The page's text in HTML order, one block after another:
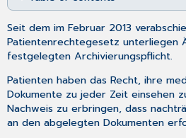
PDF
Hinweis
zum
Datenschutz
Grundsätze
zur
ordnungsmäßigen
Führung
Seit dem im Februar 2013
Patientenrechtegesetz unterliegen
festgelegten Archivierungspflicht.
Patienten haben das Recht, ihre
Dokumente zu jeder Zeit einsehen
Nachweis zu erbringen, dass
an den abgelegten Dokumenten